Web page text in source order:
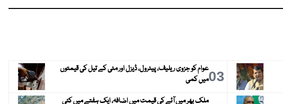
03عوام کو جزوی ریلیف، پیٹرول، ڈیزل اور مٹی کے تیل کی قیمتوں
میں کمی
ملک بھر میں آٹے کی قیمت میں اضافہ، ایک ہفتے میں کئی